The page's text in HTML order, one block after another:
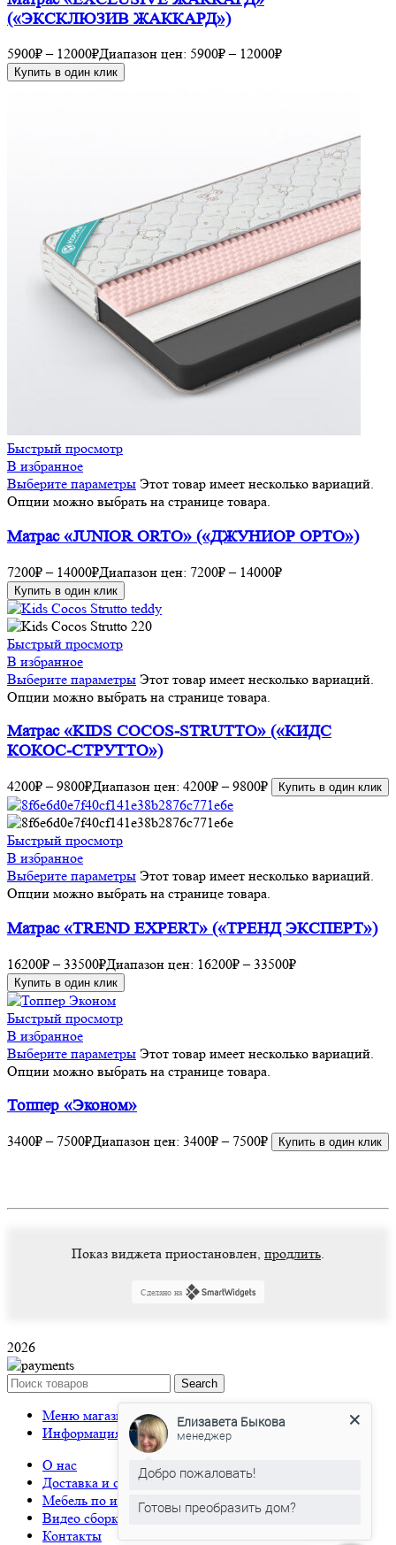
(«ЭКСКЛЮЗИВ ЖАККАРД»)
5900₽ – 12000₽Диапазон цен: 5900₽ – 12000₽
Купить в один клик
Быстрый просмотр
В избранное
Выберите параметры Этот товар имеет несколько вариаций.
Опции можно выбрать на странице товара.
Матрас «JUNIOR ORTO» («ДЖУНИОР ОРТО»)
7200₽ – 14000₽Диапазон цен: 7200₽ – 14000₽
Купить в один клик
Быстрый просмотр
В избранное
Выберите параметры Этот товар имеет несколько вариаций.
Опции можно выбрать на странице товара.
Матрас «KIDS COCOS-STRUTTO» («КИДС
КОКОС-СТРУТТО»)
4200₽ – 9800₽Диапазон цен: 4200₽ – 9800₽ Купить в один клик
Быстрый просмотр
В избранное
Выберите параметры Этот товар имеет несколько вариаций.
Опции можно выбрать на странице товара.
Матрас «TREND EXPERT» («ТРЕНД ЭКСПЕРТ»)
16200₽ – 33500₽Диапазон цен: 16200₽ – 33500₽
Купить в один клик
Быстрый просмотр
В избранное
Выберите параметры Этот товар имеет несколько вариаций.
Опции можно выбрать на странице товара.
Топпер «Эконом»
3400₽ – 7500₽Диапазон цен: 3400₽ – 7500₽ Купить в один клик
Показ виджета приостановлен, продлить.
Сделано на
2026
Search
Меню магазина
Информация
О нас
Доставка и оплата
Мебель по индивидуальным размерам
Видео сборки
Контакты
Елизавета Быкова
менеджер
Добро пожаловать!